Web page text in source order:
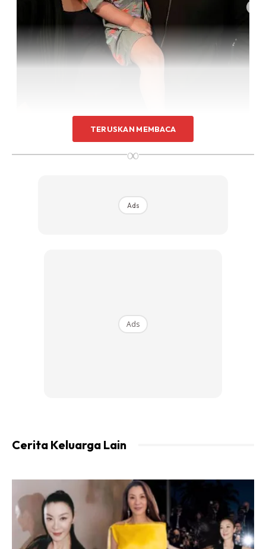
TERUSKAN MEMBACA
∞
Ads
Ads
Cerita Keluarga Lain